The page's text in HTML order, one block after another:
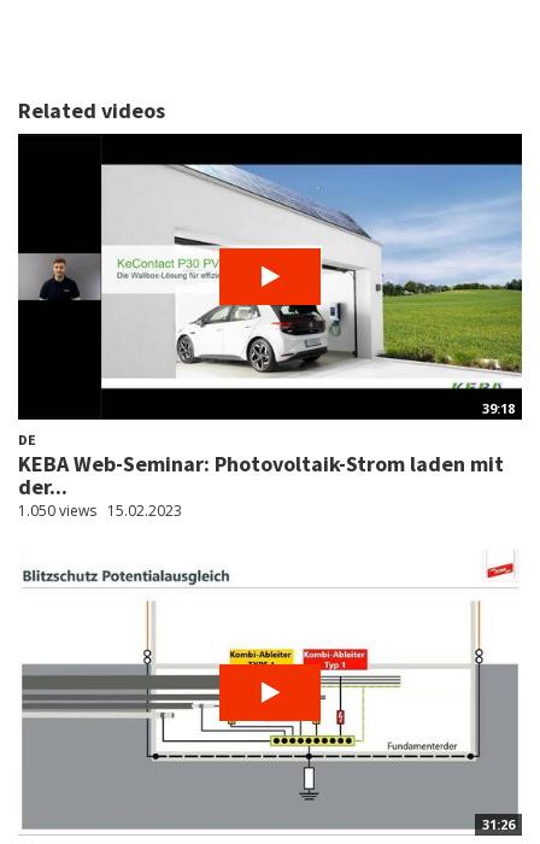
Related videos
39:18
DE
KEBA Web-Seminar: Photovoltaik-Strom laden mit
der...
1.050 views 15.02.2023
31:26